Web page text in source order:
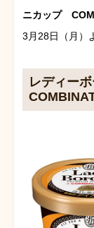
ニカップ
3月28日（月）
レディー